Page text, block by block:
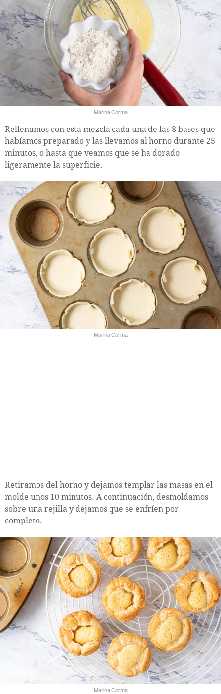
Marina Corma
Rellenamos con esta mezcla cada una de las 8 bases que
habíamos preparado y las llevamos al horno durante 25
minutos, o hasta que veamos que se ha dorado
ligeramente la superficie.
Marina Corma
Retiramos del horno y dejamos templar las masas en el
molde unos 10 minutos. A continuación, desmoldamos
sobre una rejilla y dejamos que se enfríen por
completo.
Marina Corma